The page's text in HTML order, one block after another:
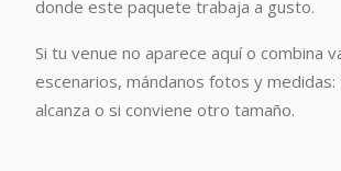
donde este paquete trabaja a gusto.
Si tu venue no aparece aquí o combina
escenarios, mándanos fotos y
alcanza o si conviene otro tamaño.